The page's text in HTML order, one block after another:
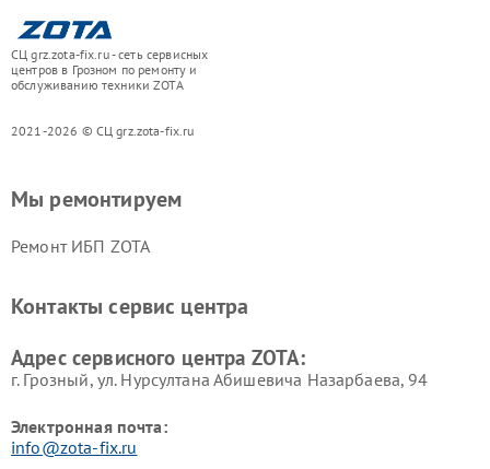
СЦ grz.zota-fix.ru - сеть сервисных
центров в Грозном по ремонту и
обслуживанию техники ZOTA
2021-2026 © СЦ grz.zota-fix.ru
Мы ремонтируем
Ремонт ИБП ZOTA
Контакты сервис центра
Адрес сервисного центра ZOTA:
г. Грозный, ул. Нурсултана Абишевича Назарбаева, 94
Электронная почта:
info@zota-fix.ru